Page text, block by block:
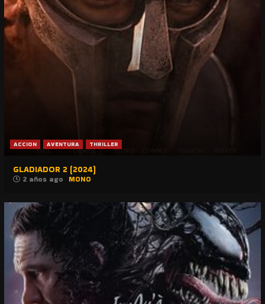
ACCION AVENTURA THRILLER
GLADIADOR 2 (2024)
2 años ago MONO